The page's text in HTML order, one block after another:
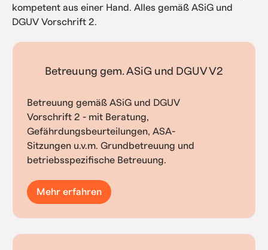
kompetent aus einer Hand. Alles gemäß ASiG und
DGUV Vorschrift 2.
Betreuung gem. ASiG und DGUV V2
Betreuung gemäß ASiG und DGUV
Vorschrift 2 - mit Beratung,
Gefährdungsbeurteilungen, ASA-
Sitzungen u.v.m. Grundbetreuung und
betriebsspezifische Betreuung.
Mehr erfahren